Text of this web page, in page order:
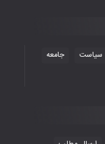
سیاست
جامعه